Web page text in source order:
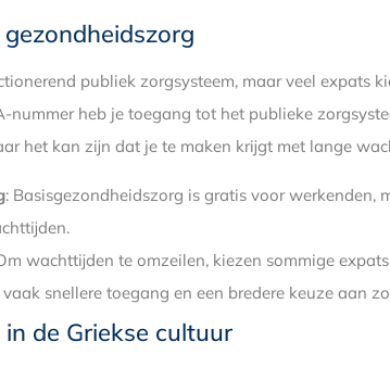
publiek zorgsysteem, maar veel expats
nummer heb je toegang tot het publieke
het kan zijn dat je te maken krijgt met lange
: Basisgezondheidszorg is gratis voor werkenden,
wachttijden te omzeilen, kiezen sommige
snellere toegang en een bredere keuze aan
de Griekse cultuur